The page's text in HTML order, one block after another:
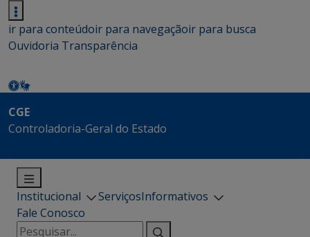
ir para conteúdoir para navegaçãoir para busca
Ouvidoria Transparência
CGE
Controladoria-Geral do Estado
Institucional ServiçosInformativos
Fale Conosco
Pesquisar